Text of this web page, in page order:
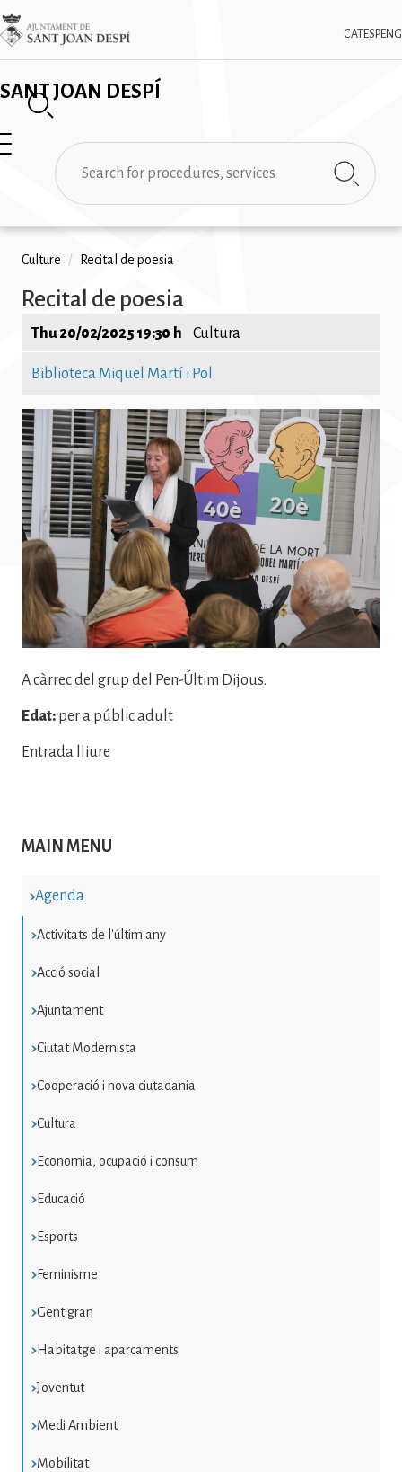
Skip
to
main
SANT JOAN DESPÍ
CAT ESPENG
Imatge
✕
Search
MAIN MENU
Agenda
Activitats de l'últim any
Acció social
Ajuntament
Ciutat Modernista
Cooperació i nova ciutadania
Cultura
Economia, ocupació i consum
Educació
Esports
Feminisme
Gent gran
Habitatge i aparcaments
Joventut
Medi Ambient
Mobilitat
Breadcrumb
Culture / Recital de poesia
Recital de poesia
Thu 20/02/2025 19:30 h Cultura
Biblioteca Miquel Martí i Pol
A càrrec del grup del Pen-Últim Dijous.
Edat: per a públic adult
Entrada lliure
Imatge